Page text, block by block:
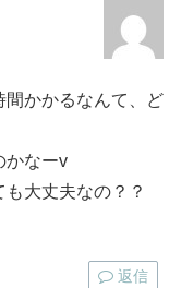
かかるなんて、ど
かなーv
大丈夫なの？？
返信